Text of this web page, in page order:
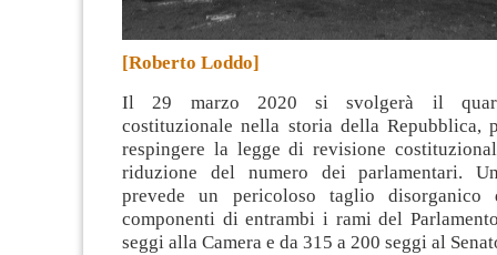
[Roberto Loddo]
Il 29 marzo 2020 si svolgerà il
costituzionale nella storia della Repubblica,
respingere la legge di revisione
riduzione del numero dei parlamentari.
prevede un pericoloso taglio
componenti di entrambi i rami del
seggi alla Camera e da 315 a 200 seggi al